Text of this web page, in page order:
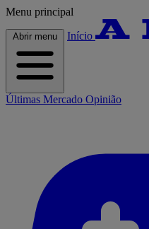
Menu principal
Abrir menu Início
Últimas Mercado Opinião